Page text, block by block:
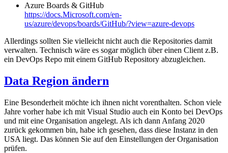
Azure Boards & GitHub
https://docs.Microsoft.com/en-
us/azure/devops/boards/GitHub/?view=azure-devops
Allerdings sollten Sie vielleicht nicht auch die Repositories damit
verwalten. Technisch wäre es sogar möglich über einen Client z.B.
ein DevOps Repo mit einem GitHub Repository abzugleichen.
Data Region ändern
Eine Besonderheit möchte ich ihnen nicht vorenthalten. Schon viele
Jahre vorher habe ich mit Visual Studio auch ein Konto bei DevOps
und mit eine Organisation angelegt. Als ich dann Anfang 2020
zurück gekommen bin, habe ich gesehen, dass diese Instanz in den
USA liegt. Das können Sie auf den Einstellungen der Organisation
prüfen.